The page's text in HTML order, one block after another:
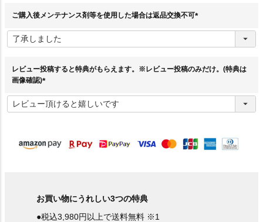
ご購入後メンテナンス剤等を使用した場合は返品交換不可
須
レビュー投稿すると特典がもらえます。※レビュー投稿のみだけ。(特典は
画像確認)
必
須
お買い物にうれしい3つの特典
●税込3,980円以上で送料無料 ※1